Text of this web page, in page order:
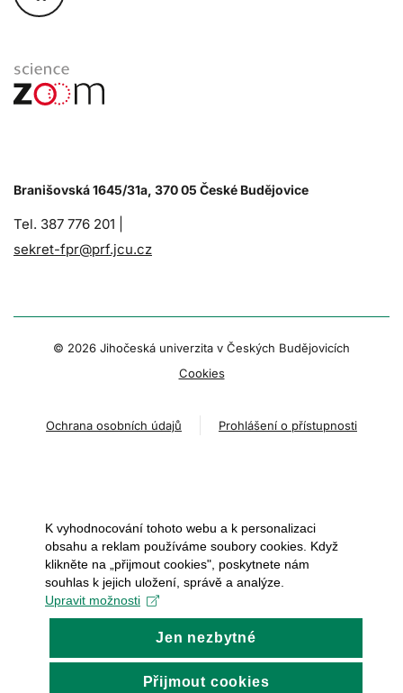
Branišovská 1645/31a, 370 05 České Budějovice
Tel. 387 776 201 |
sekret-fpr@prf.jcu.cz
© 2026 Jihočeská univerzita v Českých Budějovicích
Cookies
Ochrana osobních údajů Prohlášení o přístupnosti
K vyhodnocování tohoto webu a k personalizaci
obsahu a reklam používáme soubory cookies. Když
klikněte na „přijmout cookies", poskytnete nám
souhlas k jejich uložení, správě a analýze.
Upravit možnosti
Jen nezbytné
Přijmout cookies